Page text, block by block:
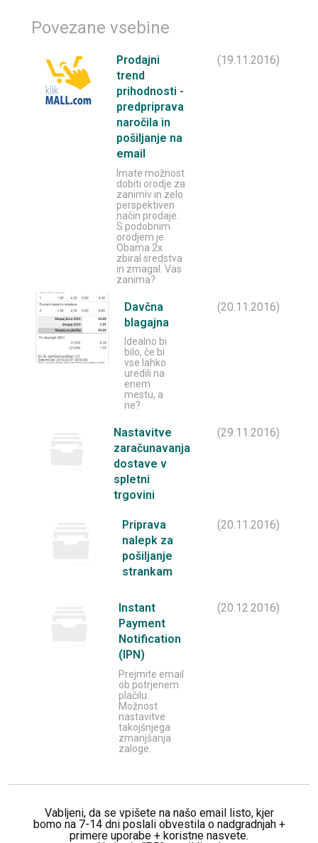
Povezane vsebine
Prodajni
trend
prihodnosti -
predpriprava
naročila in
pošiljanje na
email
Imate možnost
dobiti orodje za
zanimiv in zelo
perspektiven
način prodaje.
S podobnim
orodjem je
Obama 2x
zbiral sredstva
in zmagal. Vas
zanima?
(19.11.2016)
Davčna
blagajna
Idealno bi
bilo, če bi
vse lahko
uredili na
enem
mestu, a
ne?
(20.11.2016)
Nastavitve
zaračunavanja
dostave v
spletni
trgovini
(29.11.2016)
Priprava
nalepk za
pošiljanje
strankam
(20.11.2016)
Instant
Payment
Notification
(IPN)
Prejmite email
ob potrjenem
plačilu.
Možnost
nastavitve
takojšnjega
zmanjšanja
zaloge.
(20.12.2016)
Vabljeni, da se vpišete na našo email listo, kjer
bomo na 7-14 dni poslali obvestila o nadgradnjah +
primere uporabe + koristne nasvete.